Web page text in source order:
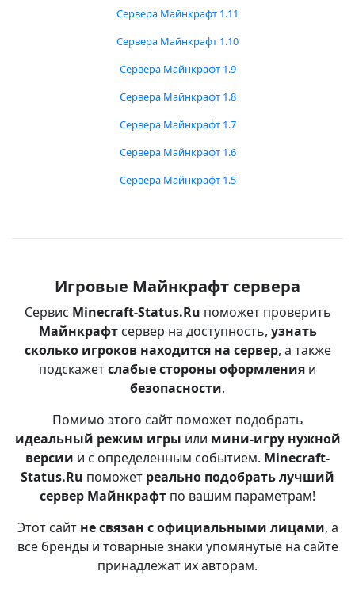
Сервера Майнкрафт 1.11
Сервера Майнкрафт 1.10
Сервера Майнкрафт 1.9
Сервера Майнкрафт 1.8
Сервера Майнкрафт 1.7
Сервера Майнкрафт 1.6
Сервера Майнкрафт 1.5
Игровые Майнкрафт сервера
Сервис Minecraft-Status.Ru поможет проверить
Майнкрафтсервер на доступность, узнать
сколько игроков находится на сервер, а также
подскажетслабые стороны оформления и
безопасности.
Помимо этого сайт поможет подобрать
идеальный режим игры или мини-игру нужной
версии и с определенным событием. Minecraft-
Status.Ru поможет реально подобрать лучший
сервер Майнкрафт по вашим параметрам!
Этот сайт не связан с официальными лицами, а
все бренды и товарные знаки упомянутые на сайте
принадлежат их авторам.